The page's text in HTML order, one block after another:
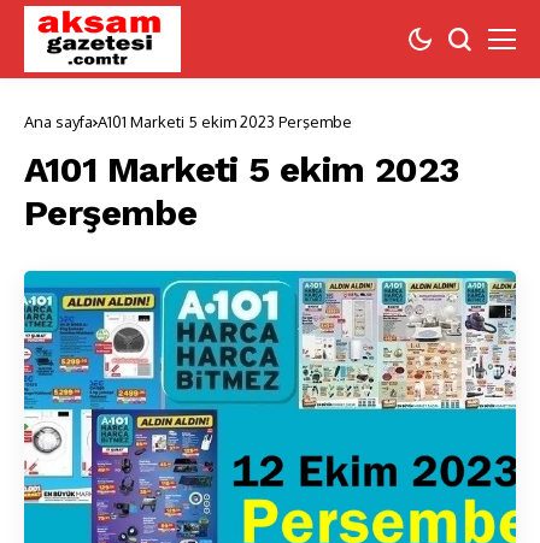
Ana sayfa A101 Marketi 5 ekim 2023 Perşembe
A101 Marketi 5 ekim 2023
Perşembe